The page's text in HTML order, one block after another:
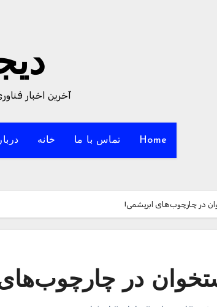
آخرین اخبار
Home تماس با ما خانه
در چارچوب‌های ابریشمی!
در